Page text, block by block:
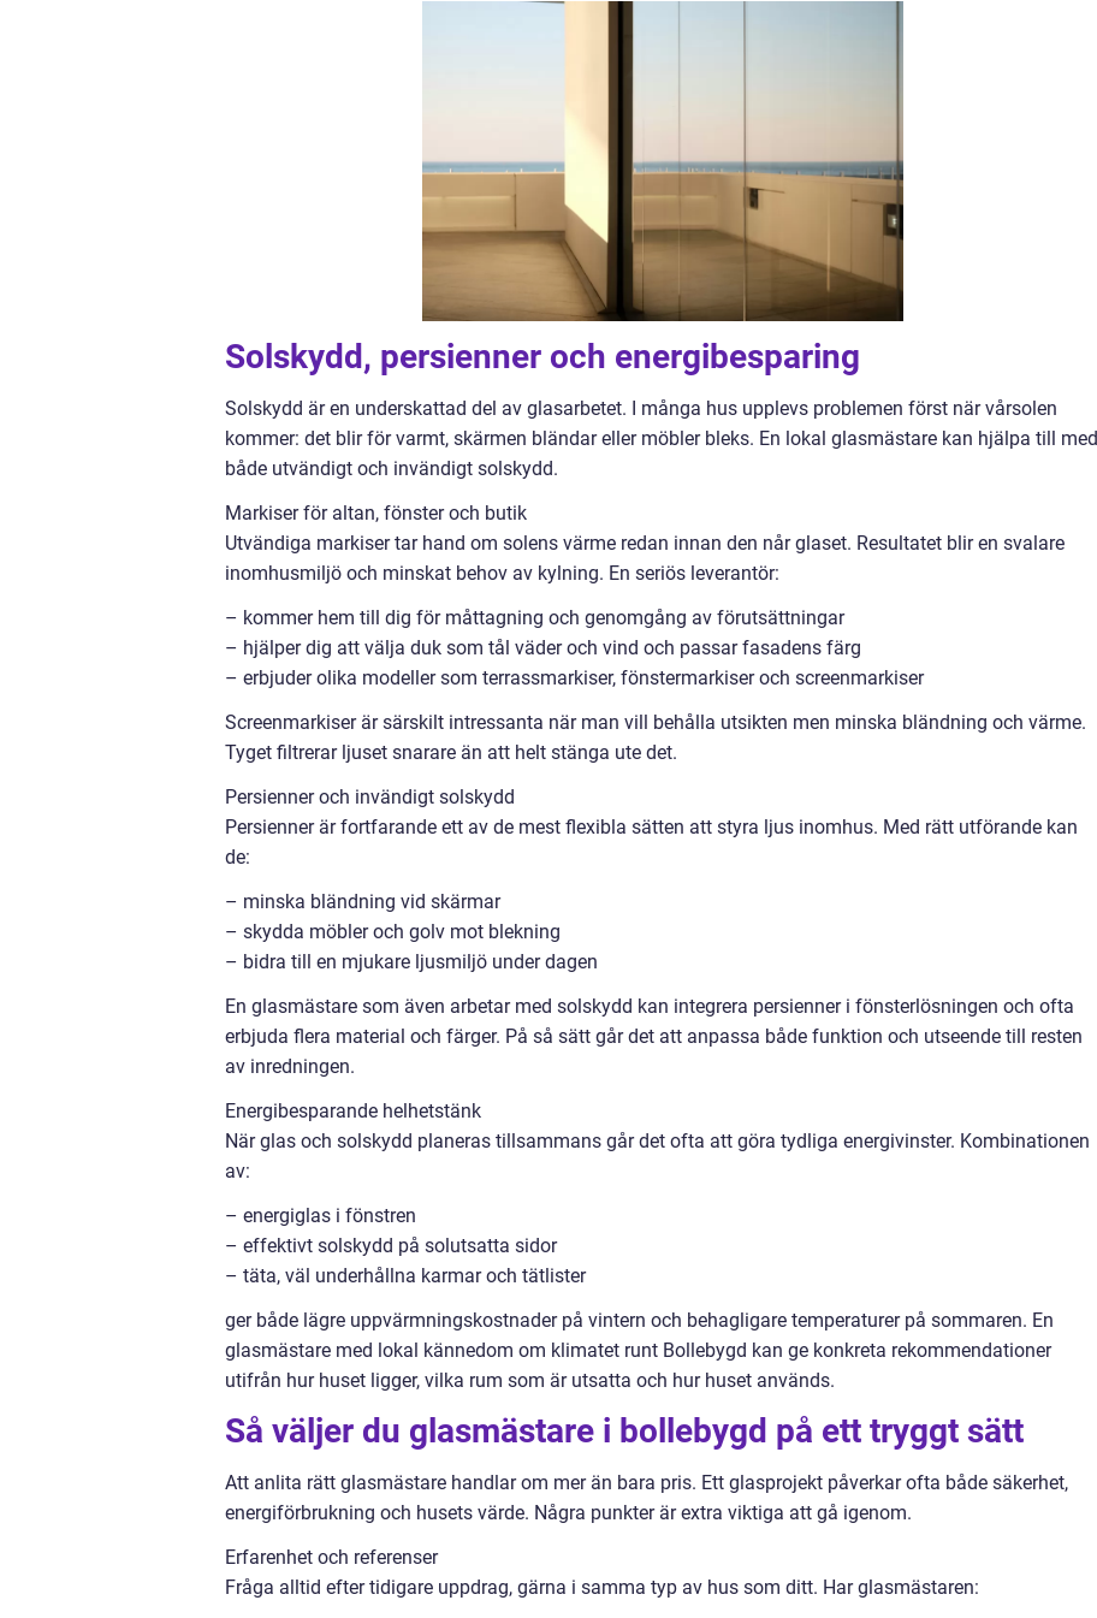
Solskydd, persienner och energibesparing
Solskydd är en underskattad del av glasarbetet. I många hus upplevs problemen först när vårsolen
kommer: det blir för varmt, skärmen bländar eller möbler bleks. En lokal glasmästare kan hjälpa till med
både utvändigt och invändigt solskydd.
Markiser för altan, fönster och butik
Utvändiga markiser tar hand om solens värme redan innan den når glaset. Resultatet blir en svalare
inomhusmiljö och minskat behov av kylning. En seriös leverantör:
– kommer hem till dig för måttagning och genomgång av förutsättningar
– hjälper dig att välja duk som tål väder och vind och passar fasadens färg
– erbjuder olika modeller som terrassmarkiser, fönstermarkiser och screenmarkiser
Screenmarkiser är särskilt intressanta när man vill behålla utsikten men minska bländning och värme.
Tyget filtrerar ljuset snarare än att helt stänga ute det.
Persienner och invändigt solskydd
Persienner är fortfarande ett av de mest flexibla sätten att styra ljus inomhus. Med rätt utförande kan
de:
– minska bländning vid skärmar
– skydda möbler och golv mot blekning
– bidra till en mjukare ljusmiljö under dagen
En glasmästare som även arbetar med solskydd kan integrera persienner i fönsterlösningen och ofta
erbjuda flera material och färger. På så sätt går det att anpassa både funktion och utseende till resten
av inredningen.
Energibesparande helhetstänk
När glas och solskydd planeras tillsammans går det ofta att göra tydliga energivinster. Kombinationen
av:
– energiglas i fönstren
– effektivt solskydd på solutsatta sidor
– täta, väl underhållna karmar och tätlister
ger både lägre uppvärmningskostnader på vintern och behagligare temperaturer på sommaren. En
glasmästare med lokal kännedom om klimatet runt Bollebygd kan ge konkreta rekommendationer
utifrån hur huset ligger, vilka rum som är utsatta och hur huset används.
Så väljer du glasmästare i bollebygd på ett tryggt sätt
Att anlita rätt glasmästare handlar om mer än bara pris. Ett glasprojekt påverkar ofta både säkerhet,
energiförbrukning och husets värde. Några punkter är extra viktiga att gå igenom.
Erfarenhet och referenser
Fråga alltid efter tidigare uppdrag, gärna i samma typ av hus som ditt. Har glasmästaren: